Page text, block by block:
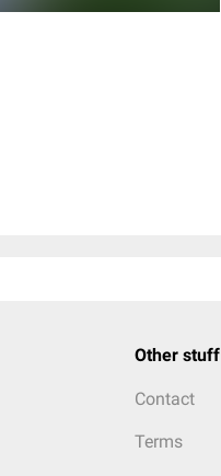
Other stuff
Contact
Terms